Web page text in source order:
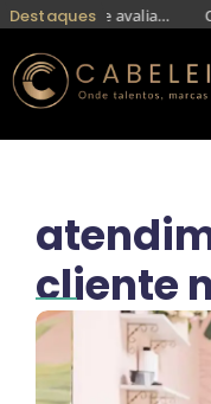
Destaques Transplante capilar em jovens exige avaliação criteriosa para evitar retoques futuros
cliente